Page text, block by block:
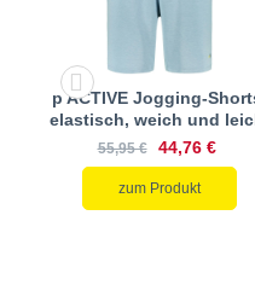
p ACTIVE Jogging-
elastisch, weich und
55,95 € 44,76 €
zum Produkt